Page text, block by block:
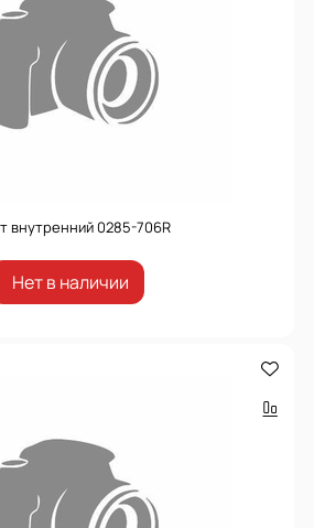
внутренний 0285-706R
Нет в наличии